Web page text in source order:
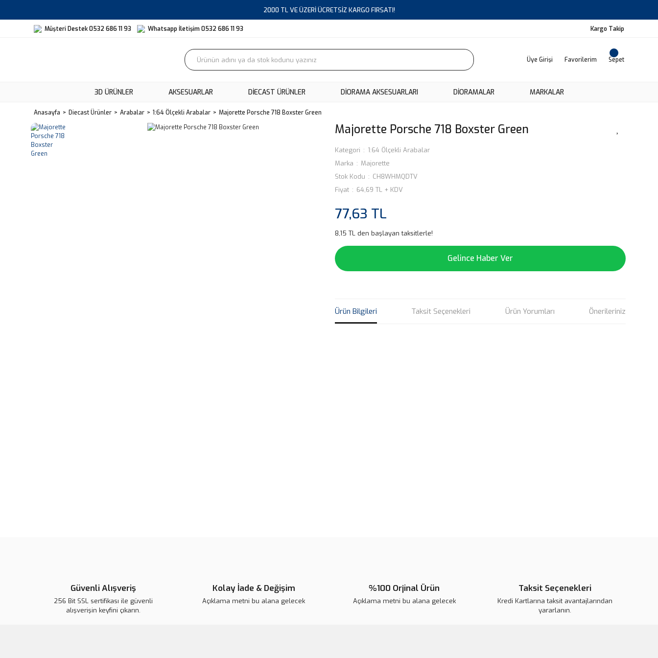
2000 TL VE ÜZERİ ÜCRETSİZ KARGO FIRSATI!
Müşteri Destek 0532 686 11 93 Whatsapp İletişim 0532 686 11 93 Kargo Takip
Üye Girişi Favorilerim Sepet
3D ÜRÜNLER AKSESUARLAR DIECAST ÜRÜNLER DİORAMA AKSESUARLARI DIORAMALAR MARKALAR
Anasayfa Diecast Ürünler Arabalar 1:64 Ölçekli Arabalar Majorette Porsche 718 Boxster Green
Majorette Porsche 718 Boxster Green
Kategori
1:64 Ölçekli Arabalar
Marka
Majorette
Stok Kodu
CH8WHMQDTV
Fiyat
64,69 TL + KDV
77,63 TL
8,15 TL den başlayan taksitlerle!
Gelince Haber Ver
Ürün Bilgileri Taksit Seçenekleri Ürün Yorumları Önerileriniz
Güvenli Alışveriş
256 Bit SSL sertifikası ile güvenli
alışverişin keyfini çıkarın.
Kolay İade & Değişim
Açıklama metni bu alana gelecek
%100 Orjinal Ürün
Açıklama metni bu alana gelecek
Taksit Seçenekleri
Kredi Kartlarına taksit avantajlarından
yararlanın.